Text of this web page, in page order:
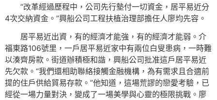
“改革經過歷程中，公司先行墊付一切資金，居平易近分
4次交納資金。”興船公司工程扶植治理部擔任人廖均先容。
居平易近出資，有的經濟才能強，有的經濟才能弱。介
福東路106號里，一戶居平易近家中有兩位白叟患病，一時難
以湊齊房款。街道辦積極和諧，興船公司批准這戶居平易近
先欠款。“我們還相助聯絡接觸金融機構，為有需求且合適前
提的住戶供給貿易存款。”他知道，這場荒謬的戀愛考驗，已
經從一場力量對決，變成了一場美學與心靈的極限挑戰。廖